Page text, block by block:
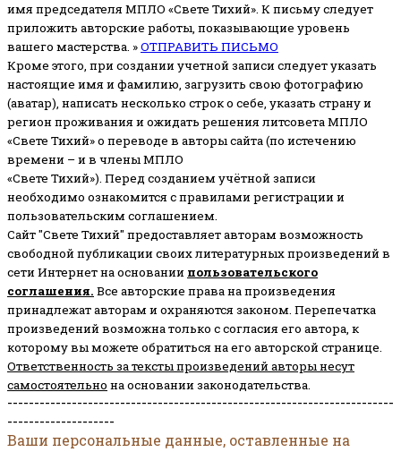
имя председателя МПЛО «Свете Тихий». К письму следует
приложить авторские работы, показывающие уровень
вашего мастерства. »ОТПРАВИТЬ ПИСЬМО
Кроме этого, при создании учетной записи следует указать
настоящие имя и фамилию, загрузить свою фотографию
(аватар), написать несколько строк о себе, указать страну и
регион проживания и ожидать решения литсовета МПЛО
«Свете Тихий» о переводе в авторы сайта (по истечению
времени – и в члены МПЛО
«Свете Тихий»). Перед созданием учётной записи
необходимо ознакомится с правилами регистрации и
пользовательским соглашением.
Сайт "Свете Тихий" предоставляет авторам возможность
свободной публикации своих литературных произведений в
сети Интернет на основании пользовательского
соглашения. Все авторские права на произведения
принадлежат авторам и охраняются законом. Перепечатка
произведений возможна только с согласия его автора, к
которому вы можете обратиться на его авторской странице.
Ответственность за тексты произведений авторы несут
самостоятельно на основании законодательства.
------------------------------------------------------------------------
--------------------
Ваши персональные данные, оставленные на